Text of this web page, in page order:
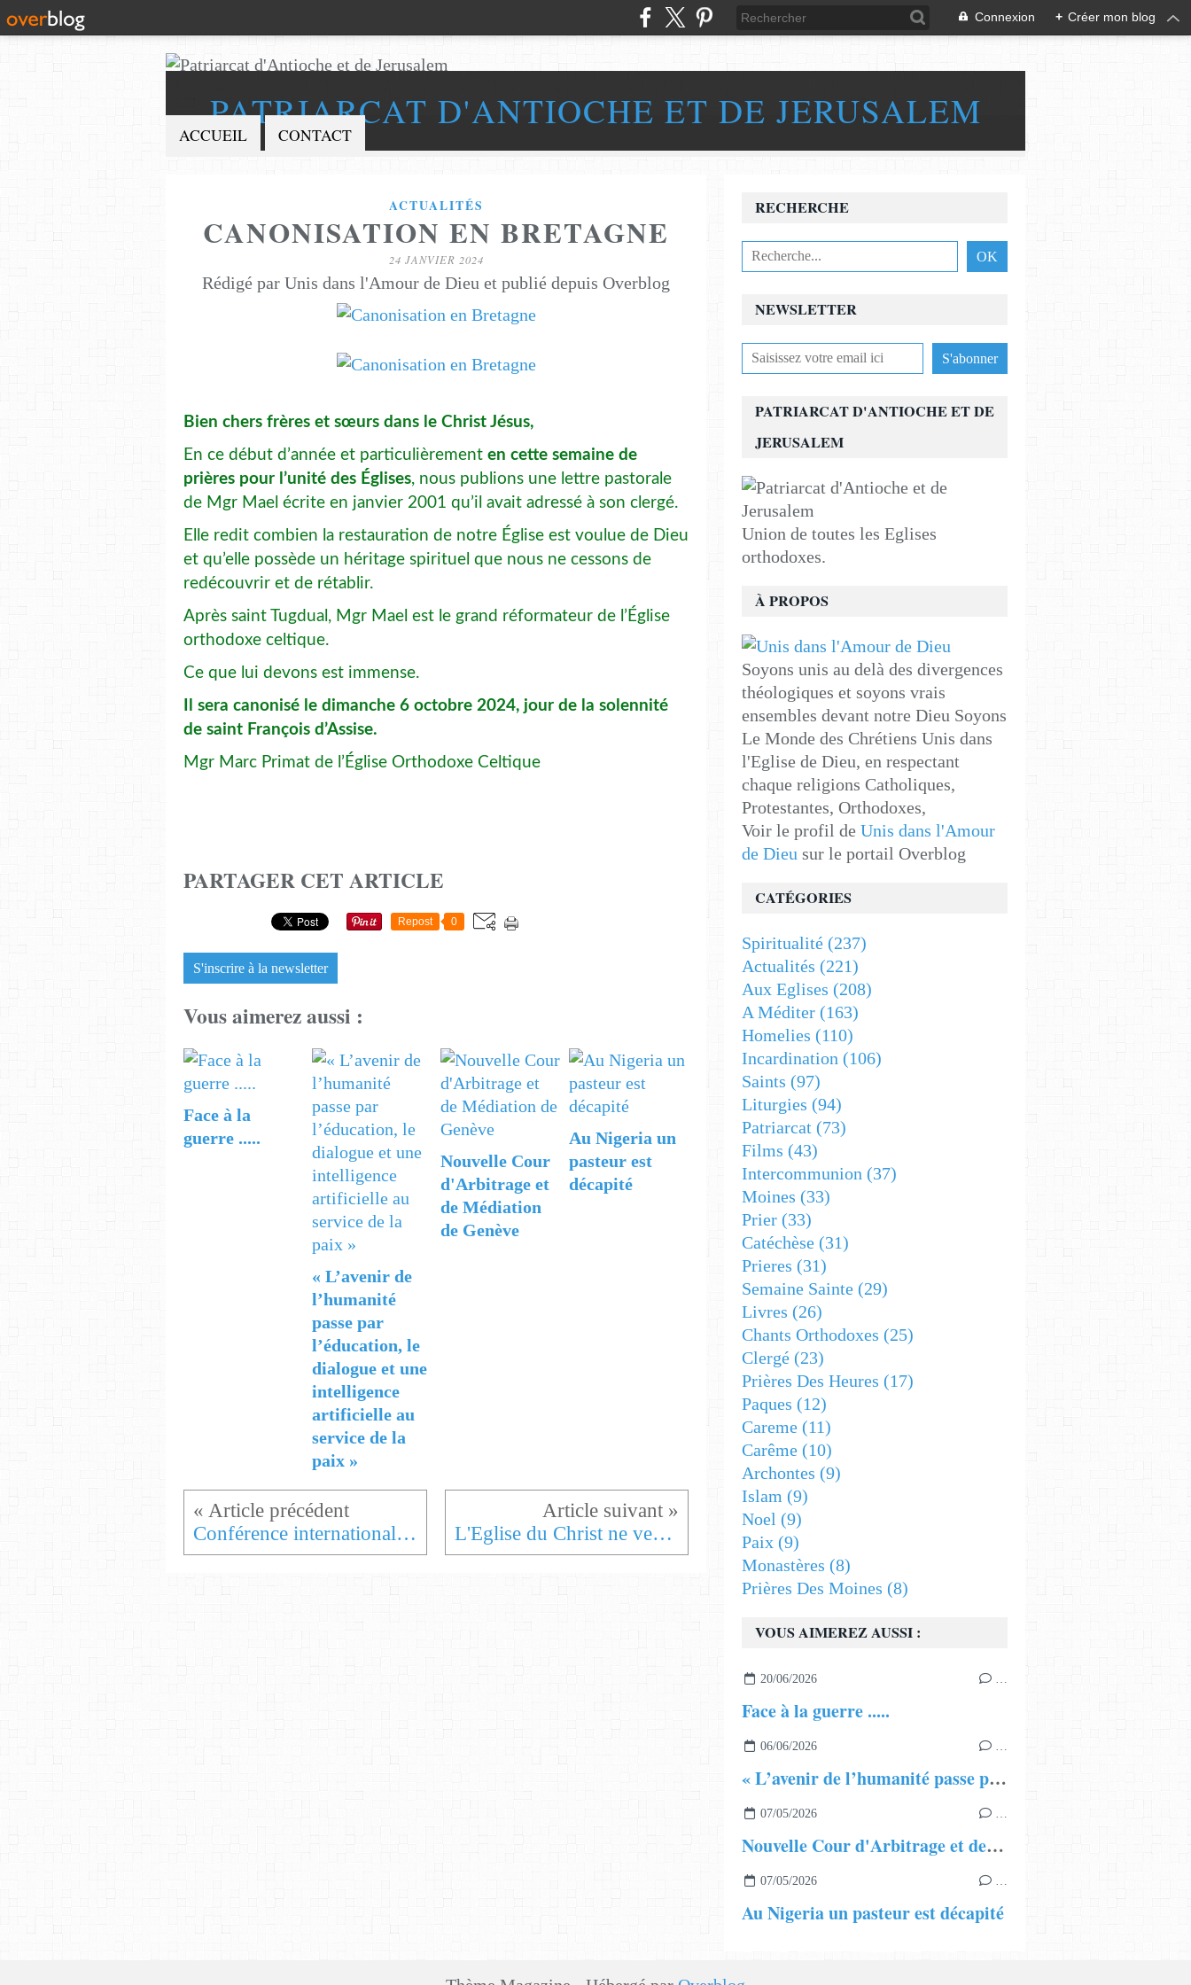
Connexion + Créer mon blog
PATRIARCAT D'ANTIOCHE ET DE JERUSALEM
ACCUEIL CONTACT
ACTUALITÉS
CANONISATION EN BRETAGNE
24 JANVIER 2024
Rédigé par Unis dans l'Amour de Dieu et publié depuis Overblog
Bien chers frères et sœurs dans le Christ Jésus,
En ce début d’année et particulièrement en cette semaine de
prières pour l’unité des Églises, nous publions une lettre pastorale
de Mgr Mael écrite en janvier 2001 qu’il avait adressé à son clergé.
Elle redit combien la restauration de notre Église est voulue de Dieu
et qu’elle possède un héritage spirituel que nous ne cessons de
redécouvrir et de rétablir.
Après saint Tugdual, Mgr Mael est le grand réformateur de l’Église
orthodoxe celtique.
Ce que lui devons est immense.
Il sera canonisé le dimanche 6 octobre 2024, jour de la solennité
de saint François d’Assise.
Mgr Marc Primat de l’Église Orthodoxe Celtique
PARTAGER CET ARTICLE
Repost 0
S'inscrire à la newsletter
Vous aimerez aussi :
Face à la
guerre .....
« L’avenir de
l’humanité
passe par
l’éducation, le
dialogue et une
intelligence
artificielle au
service de la
paix »
Nouvelle Cour
d'Arbitrage et
de Médiation
de Genève
Au Nigeria un
pasteur est
décapité
Conférence internationale de la paix dédié aux victimes civiles des guerres L'Eglise du Christ ne vend pas ses sacrements !
NEWSLETTER
RECHERCHE
PATRIARCAT D'ANTIOCHE ET DE
JERUSALEM
Union de toutes les Eglises
orthodoxes.
À PROPOS
Soyons unis au delà des divergences
théologiques et soyons vrais
ensembles devant notre Dieu Soyons
Le Monde des Chrétiens Unis dans
l'Eglise de Dieu, en respectant
chaque religions Catholiques,
Protestantes, Orthodoxes,
Voir le profil de Unis dans l'Amour
de Dieu sur le portail Overblog
VOUS AIMEREZ AUSSI :
20/06/2026 …
Face à la guerre .....
06/06/2026 …
« L’avenir de l’humanité passe par l’éducation, le dialogue et une intelligence artificielle au service de la paix »
07/05/2026 …
Nouvelle Cour d'Arbitrage et de Médiation de Genève
07/05/2026 …
Au Nigeria un pasteur est décapité
CATÉGORIES
Spiritualité (237)
Actualités (221)
Aux Eglises (208)
A Méditer (163)
Homelies (110)
Incardination (106)
Saints (97)
Liturgies (94)
Patriarcat (73)
Films (43)
Intercommunion (37)
Moines (33)
Prier (33)
Catéchèse (31)
Prieres (31)
Semaine Sainte (29)
Livres (26)
Chants Orthodoxes (25)
Clergé (23)
Prières Des Heures (17)
Paques (12)
Careme (11)
Carême (10)
Archontes (9)
Islam (9)
Noel (9)
Paix (9)
Monastères (8)
Prières Des Moines (8)